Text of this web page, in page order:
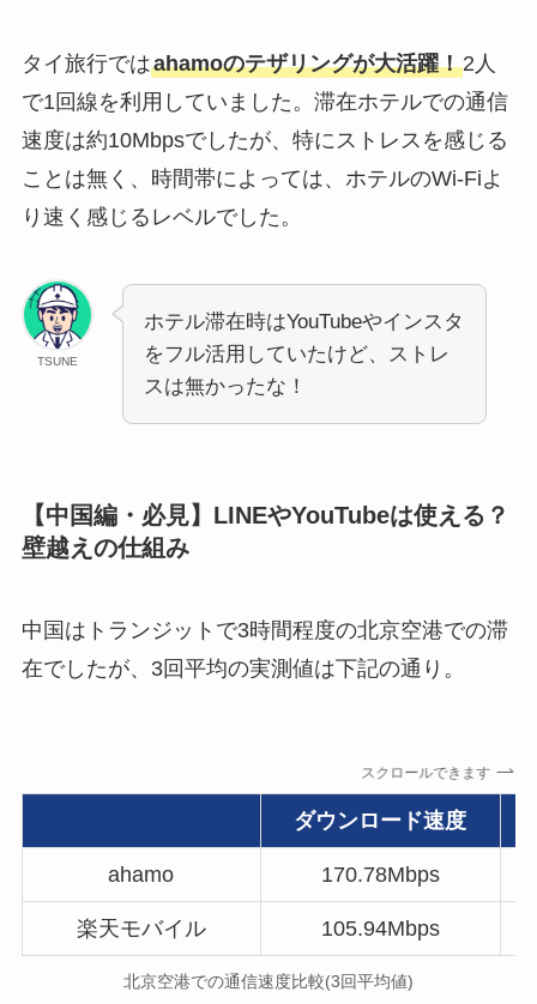
タイ旅行ではahamoのテザリングが大活躍！2人
で1回線を利用していました。滞在ホテルでの通信
速度は約10Mbpsでしたが、特にストレスを感じる
ことは無く、時間帯によっては、ホテルのWi-Fiよ
り速く感じるレベルでした。
TSUNE
ホテル滞在時はYouTubeやインスタ
をフル活用していたけど、ストレ
スは無かったな！
【中国編・必見】LINEやYouTubeは使える？
壁越えの仕組み
中国はトランジットで3時間程度の北京空港での滞
在でしたが、3回平均の実測値は下記の通り。
スクロールできます
ダウンロード速度
ahamo 170.78Mbps
楽天モバイル 105.94Mbps
北京空港での通信速度比較(3回平均値)